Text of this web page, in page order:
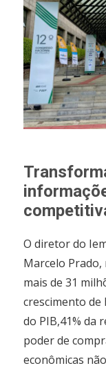
O diretor do
Marcelo
mais de 31
crescimento de
do PIB,41% da
poder de
econômicas